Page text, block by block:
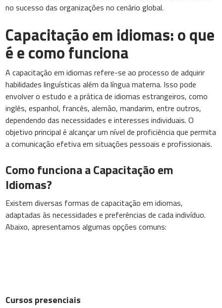
no sucesso das organizações no cenário global.
Capacitação em idiomas: o que
é e como funciona
A capacitação em idiomas refere-se ao processo de adquirir
habilidades linguísticas além da língua materna. Isso pode
envolver o estudo e a prática de idiomas estrangeiros, como
inglês, espanhol, francês, alemão, mandarim, entre outros,
dependendo das necessidades e interesses individuais. O
objetivo principal é alcançar um nível de proficiência que permita
a comunicação efetiva em situações pessoais e profissionais.
Como funciona a Capacitação em
Idiomas?
Existem diversas formas de capacitação em idiomas,
adaptadas às necessidades e preferências de cada indivíduo.
Abaixo, apresentamos algumas opções comuns:
Cursos presenciais